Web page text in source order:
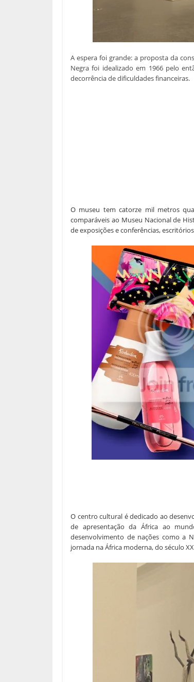
A espera foi grande: a proposta da
Negra foi idealizado em 1966 pelo
decorrência de dificuldades financeiras.
O museu tem catorze mil metros
comparáveis ao Museu Nacional de
de exposições e conferências,
O centro cultural é dedicado ao
de apresentação da África ao
desenvolvimento de nações como a
jornada na África moderna, do século